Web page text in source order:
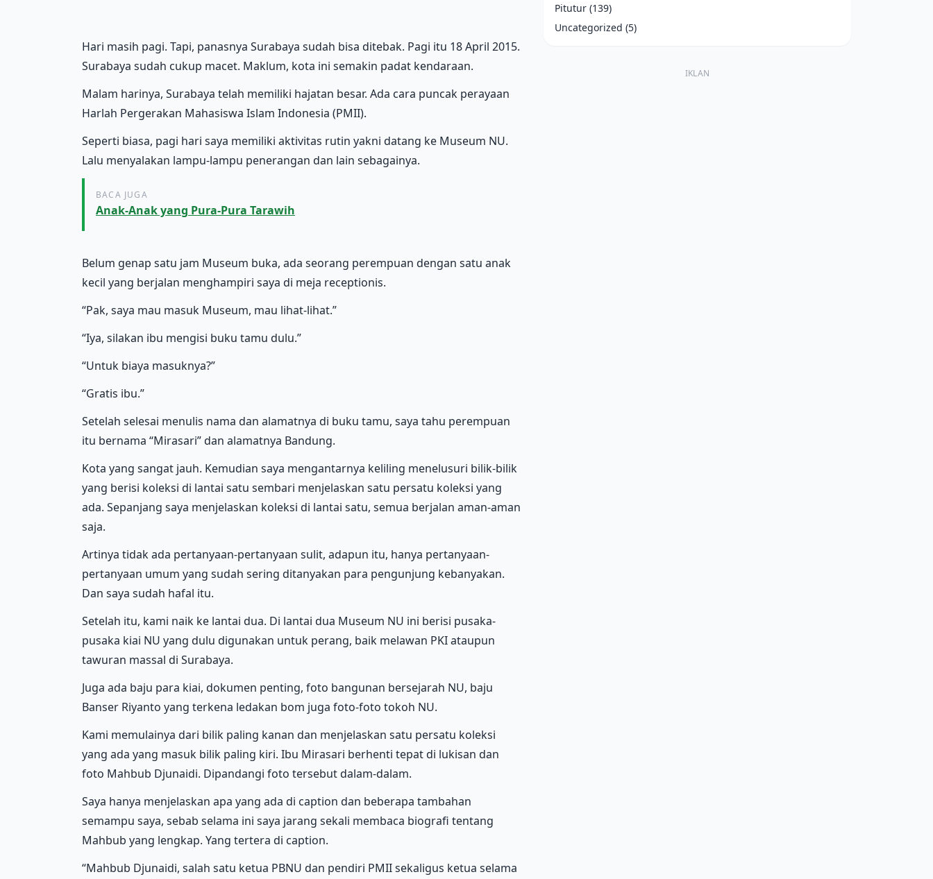
Hari masih pagi. Tapi, panasnya Surabaya sudah bisa ditebak. Pagi itu 18 April 2015.
Surabaya sudah cukup macet. Maklum, kota ini semakin padat kendaraan.
Malam harinya, Surabaya telah memiliki hajatan besar. Ada cara puncak perayaan
Harlah Pergerakan Mahasiswa Islam Indonesia (PMII).
Seperti biasa, pagi hari saya memiliki aktivitas rutin yakni datang ke Museum NU.
Lalu menyalakan lampu-lampu penerangan dan lain sebagainya.
BACA JUGA
Anak-Anak yang Pura-Pura Tarawih
Belum genap satu jam Museum buka, ada seorang perempuan dengan satu anak
kecil yang berjalan menghampiri saya di meja receptionis.
“Pak, saya mau masuk Museum, mau lihat-lihat.”
“Iya, silakan ibu mengisi buku tamu dulu.”
“Untuk biaya masuknya?”
“Gratis ibu.”
Setelah selesai menulis nama dan alamatnya di buku tamu, saya tahu perempuan
itu bernama “Mirasari” dan alamatnya Bandung.
Kota yang sangat jauh. Kemudian saya mengantarnya keliling menelusuri bilik-bilik
yang berisi koleksi di lantai satu sembari menjelaskan satu persatu koleksi yang
ada. Sepanjang saya menjelaskan koleksi di lantai satu, semua berjalan aman-aman
saja.
Artinya tidak ada pertanyaan-pertanyaan sulit, adapun itu, hanya pertanyaan-
pertanyaan umum yang sudah sering ditanyakan para pengunjung kebanyakan.
Dan saya sudah hafal itu.
Setelah itu, kami naik ke lantai dua. Di lantai dua Museum NU ini berisi pusaka-
pusaka kiai NU yang dulu digunakan untuk perang, baik melawan PKI ataupun
tawuran massal di Surabaya.
Juga ada baju para kiai, dokumen penting, foto bangunan bersejarah NU, baju
Banser Riyanto yang terkena ledakan bom juga foto-foto tokoh NU.
Kami memulainya dari bilik paling kanan dan menjelaskan satu persatu koleksi
yang ada yang masuk bilik paling kiri. Ibu Mirasari berhenti tepat di lukisan dan
foto Mahbub Djunaidi. Dipandangi foto tersebut dalam-dalam.
Saya hanya menjelaskan apa yang ada di caption dan beberapa tambahan
semampu saya, sebab selama ini saya jarang sekali membaca biografi tentang
Mahbub yang lengkap. Yang tertera di caption.
“Mahbub Djunaidi, salah satu ketua PBNU dan pendiri PMII sekaligus ketua selama
Pitutur (139)
Uncategorized (5)
IKLAN